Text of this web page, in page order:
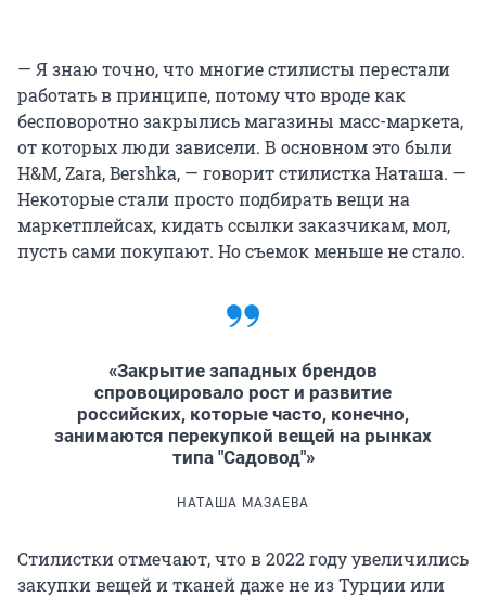
— Я знаю точно, что многие стилисты перестали
работать в принципе, потому что вроде как
бесповоротно закрылись магазины масс-маркета,
от которых люди зависели. В основном это были
H&M, Zara, Bershka, — говорит стилистка Наташа. —
Некоторые стали просто подбирать вещи на
маркетплейсах, кидать ссылки заказчикам, мол,
пусть сами покупают. Но съемок меньше не стало.
«Закрытие западных брендов
спровоцировало рост и развитие
российских, которые часто, конечно,
занимаются перекупкой вещей на рынках
типа "Садовод"»
НАТАША МАЗАЕВА
Стилистки отмечают, что в 2022 году увеличились
закупки вещей и тканей даже не из Турции или